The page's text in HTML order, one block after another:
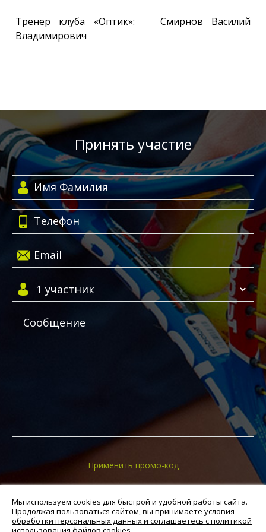
Тренер клуба «Оптик»: Смирнов Василий
Владимирович
Принять участие
Применить промо-код
ЗАПИСАТЬСЯ
Нажимая на кнопку, вы подтверждаете свое согласие
Мы используем cookies для быстрой и удобной работы сайта.
Продолжая пользоваться сайтом, вы принимаете условия
обработки персональных данных и соглашаетесь с политикой